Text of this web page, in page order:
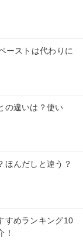
ーストは代わりに
の違いは？使い
ほんだしと違う？
すめランキング10
！